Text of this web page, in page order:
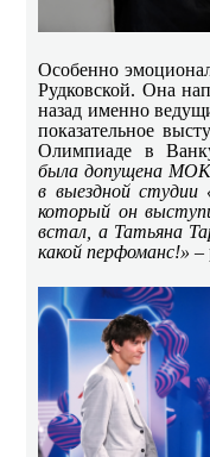
Особенно
Рудковской. Она
назад именно
показательное
Олимпиаде в
была допущена
в выездной студии
который он
встал, а Татьяна
какой перфоманс!» –